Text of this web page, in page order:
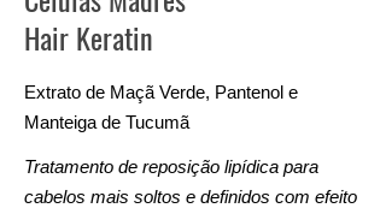
Hair Keratin
Extrato de Maçã Verde, Pantenol e
Manteiga de Tucumã
Tratamento de reposição lipídica para
cabelos mais soltos e definidos com efeito